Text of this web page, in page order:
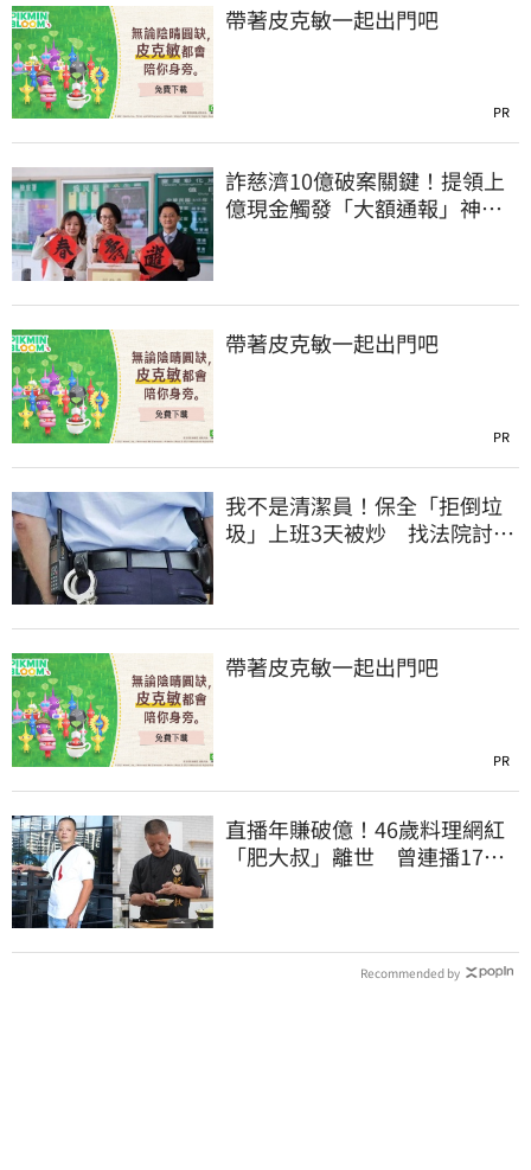
帶著皮克敏一起出門吧
PR
詐慈濟10億破案關鍵！提領上
億現金觸發「大額通報」神鬼
帶著皮克敏一起出門吧
PR
我不是清潔員！保全「拒倒垃
圾」上班3天被炒 找法院討公
帶著皮克敏一起出門吧
PR
直播年賺破億！46歲料理網紅
「肥大叔」離世 曾連播17小
Recommended by